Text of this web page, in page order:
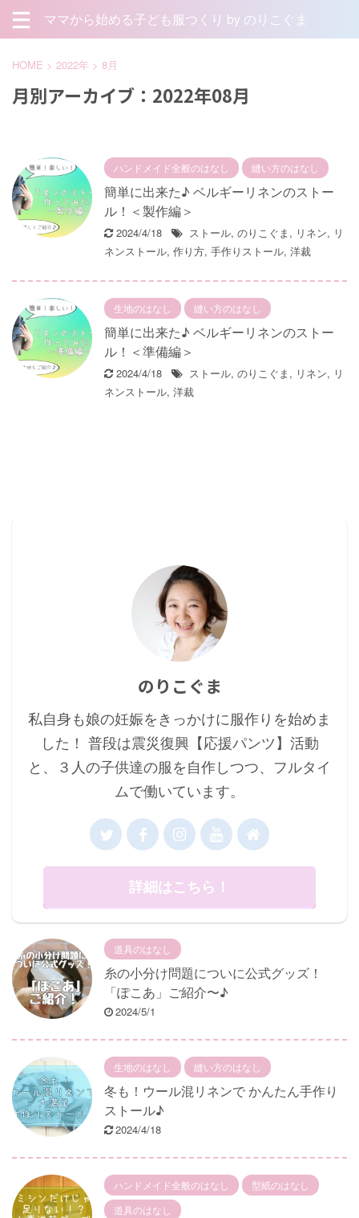
ママから始める子ども服つくり by のりこぐま
HOME > 2022年 > 8月
月別アーカイブ：2022年08月
ハンドメイド全般のはなし 縫い方のはなし
簡単に出来た♪ ベルギーリネンのストー
ル！＜製作編＞
2024/4/18 ストール, のりこぐま , リネン, リ
ネンストール, 作り方, 手作りストール, 洋裁
生地のはなし 縫い方のはなし
簡単に出来た♪ ベルギーリネンのストー
ル！＜準備編＞
2024/4/18 ストール, のりこぐま , リネン, リ
ネンストール, 洋裁
のりこぐま
私自身も娘の妊娠をきっかけに服作りを始めま
した！ 普段は震災復興【応援パンツ】活動
と、３人の子供達の服を自作しつつ、フルタイ
ムで働いています。
詳細はこちら！
道具のはなし
糸の小分け問題についに公式グッズ！
「ぽこあ」ご紹介〜♪
2024/5/1
生地のはなし 縫い方のはなし
冬も！ウール混リネンで かんたん手作り
ストール♪
2024/4/18
ハンドメイド全般のはなし
型紙のはなし
道具のはなし